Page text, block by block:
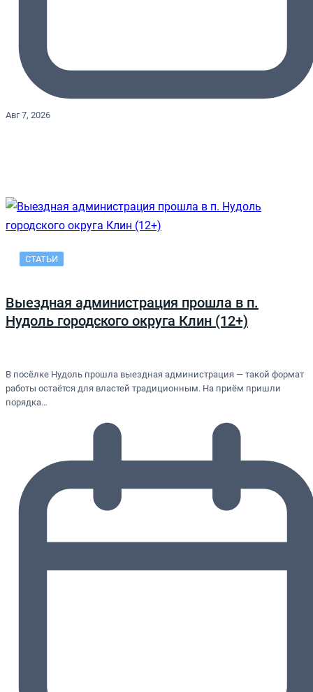
Авг 7, 2026
СТАТЬИ
Выездная администрация прошла в п.
Нудоль городского округа Клин (12+)
В посёлке Нудоль прошла выездная администрация — такой формат
работы остаётся для властей традиционным. На приём пришли
порядка…